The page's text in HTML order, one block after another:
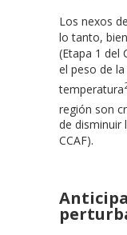
Los nexos
lo tanto,
(Etapa 1 del
el peso de
temperatura
región son
de disminuir
CCAF).